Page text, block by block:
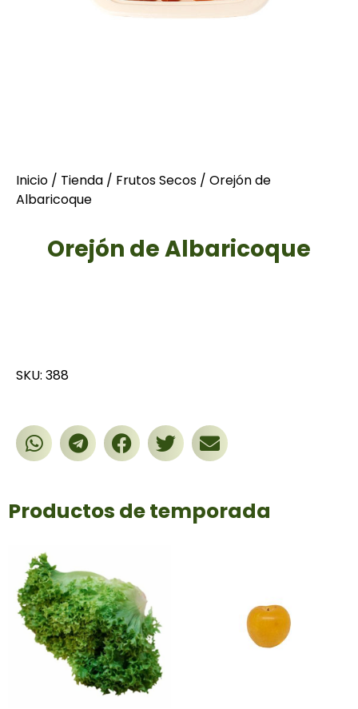
Inicio / Tienda / Frutos Secos / Orejón de
Albaricoque
Orejón de Albaricoque
SKU: 388
Productos de temporada